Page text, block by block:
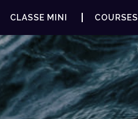
CLASSE MINI COURSES